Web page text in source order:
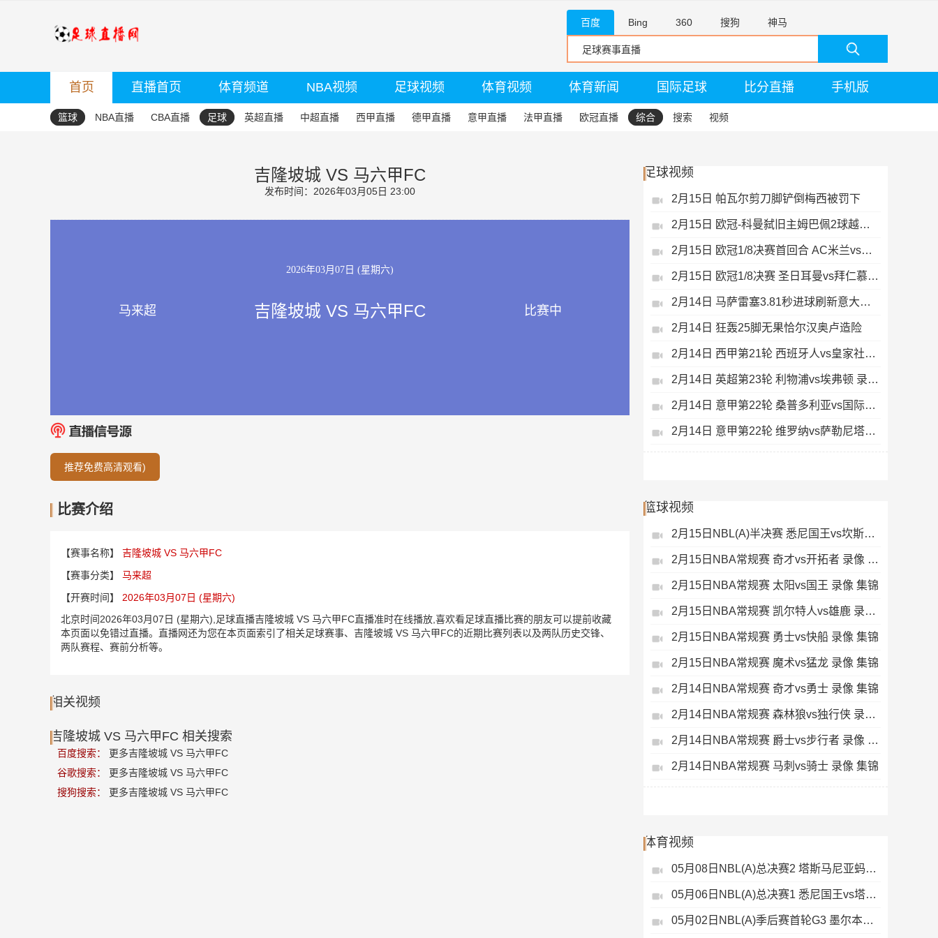
百度 Bing 360 搜狗 神马
首页 直播首页 体育频道 NBA视频 足球视频 体育视频 体育新闻 国际足球 比分直播 手机版
篮球 NBA直播 CBA直播 足球 英超直播 中超直播 西甲直播 德甲直播 意甲直播 法甲直播 欧冠直播 综合 搜索 视频
吉隆坡城 VS 马六甲FC
发布时间：2026年03月05日 23:00
2026年03月07日 (星期六)
马来超 吉隆坡城 VS 马六甲FC 比赛中
推荐免费高清观看)
比赛介绍
【赛事名称】
吉隆坡城 VS 马六甲FC
【赛事分类】
马来超
【开赛时间】
2026年03月07日 (星期六)
北京时间2026年03月07日 (星期六),足球直播吉隆坡城 VS 马六甲FC直播准时在线播放,喜欢看足球直播比赛的朋友可以提前收藏
本页面以免错过直播。直播网还为您在本页面索引了相关足球赛事、吉隆坡城 VS 马六甲FC的近期比赛列表以及两队历史交锋、
两队赛程、赛前分析等。
相关视频
吉隆坡城 VS 马六甲FC 相关搜索
百度搜索：
更多吉隆坡城 VS 马六甲FC
谷歌搜索：
更多吉隆坡城 VS 马六甲FC
搜狗搜索：
更多吉隆坡城 VS 马六甲FC
足球视频
2月15日 帕瓦尔剪刀脚铲倒梅西被罚下
2月15日 欧冠-科曼弑旧主姆巴佩2球越位无效
2月15日 欧冠1/8决赛首回合 AC米兰vs热刺 录像 集锦
2月15日 欧冠1/8决赛 圣日耳曼vs拜仁慕尼黑 录像 集锦
2月14日 马萨雷塞3.81秒进球刷新意大利历史
2月14日 狂轰25脚无果恰尔汉奥卢造险
2月14日 西甲第21轮 西班牙人vs皇家社会 录像 集锦
2月14日 英超第23轮 利物浦vs埃弗顿 录像 集锦
2月14日 意甲第22轮 桑普多利亚vs国际米兰 录像 集锦
2月14日 意甲第22轮 维罗纳vs萨勒尼塔纳 录像 集锦
篮球视频
2月15日NBL(A)半决赛 悉尼国王vs坎斯大班 录像 集锦
2月15日NBA常规赛 奇才vs开拓者 录像 集锦
2月15日NBA常规赛 太阳vs国王 录像 集锦
2月15日NBA常规赛 凯尔特人vs雄鹿 录像 集锦
2月15日NBA常规赛 勇士vs快船 录像 集锦
2月15日NBA常规赛 魔术vs猛龙 录像 集锦
2月14日NBA常规赛 奇才vs勇士 录像 集锦
2月14日NBA常规赛 森林狼vs独行侠 录像 集锦
2月14日NBA常规赛 爵士vs步行者 录像 集锦
2月14日NBA常规赛 马刺vs骑士 录像 集锦
体育视频
05月08日NBL(A)总决赛2 塔斯马尼亚蚂蚁vs悉尼国王 录像
05月06日NBL(A)总决赛1 悉尼国王vs塔斯马尼亚蚂蚁 全场录像
05月02日NBL(A)季后赛首轮G3 墨尔本联 - 塔斯马尼亚蚂蚁 录像集锦